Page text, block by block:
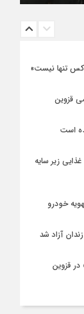
تنها نیست»
قزوین
زیر سایه
خودرو
آزاد شد
در قزوین